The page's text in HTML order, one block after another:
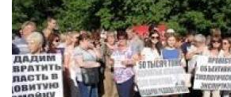
в
Горном